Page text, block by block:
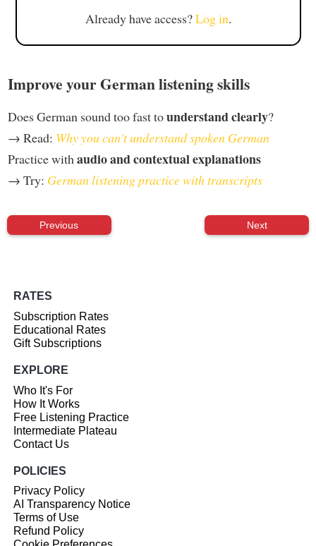
Already have access?Log in.
Improve your German listening skills
Does German sound too fast tounderstand clearly?
→ Read: Why you can't understand spoken German
Practice with audio and contextual explanations
→ Try: German listening practice with transcripts
Previous Next
RATES
Subscription Rates
Educational Rates
Gift Subscriptions
EXPLORE
Who It's For
How It Works
Free Listening Practice
Intermediate Plateau
Contact Us
POLICIES
Privacy Policy
AI Transparency Notice
Terms of Use
Refund Policy